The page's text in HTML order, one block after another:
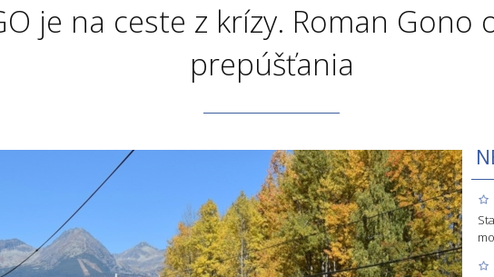
je na ceste z krízy. Roman
prepúšťania